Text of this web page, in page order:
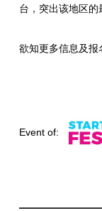
台，突出该地区的
欲知更多信息及报
Event of: